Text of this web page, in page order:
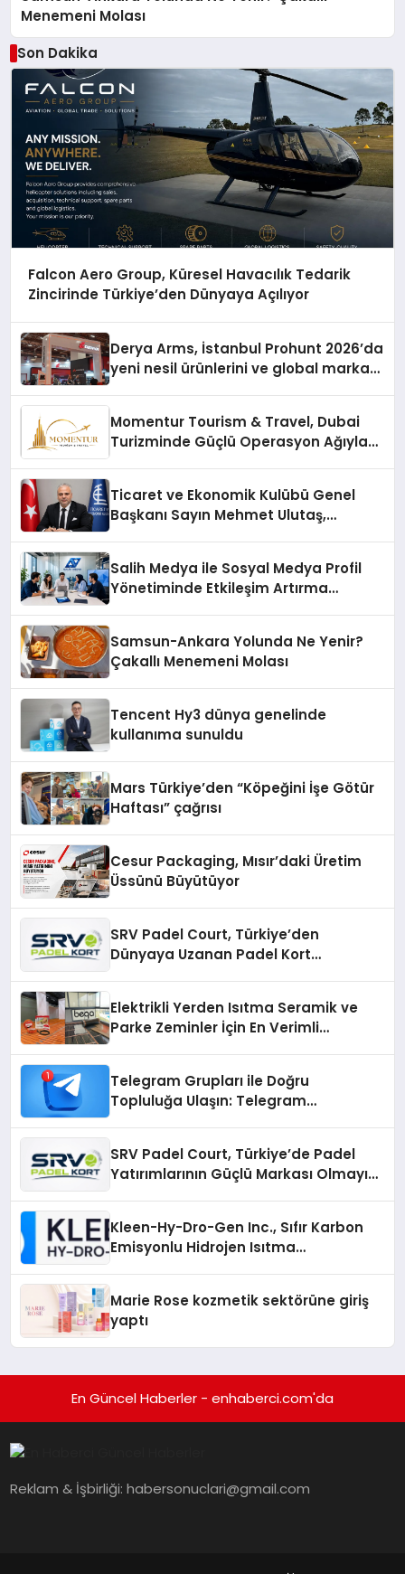
Menemeni Molası
Son Dakika
Falcon Aero Group, Küresel Havacılık Tedarik
Zincirinde Türkiye’den Dünyaya Açılıyor
Derya Arms, İstanbul Prohunt 2026’da
yeni nesil ürünlerini ve global marka
Momentur Tourism & Travel, Dubai
Turizminde Güçlü Operasyon Ağıyla
Ticaret ve Ekonomik Kulübü Genel
Başkanı Sayın Mehmet Ulutaş,
Salih Medya ile Sosyal Medya Profil
Yönetiminde Etkileşim Artırma
Samsun-Ankara Yolunda Ne Yenir?
Çakallı Menemeni Molası
Tencent Hy3 dünya genelinde
kullanıma sunuldu
Mars Türkiye’den “Köpeğini İşe Götür
Haftası” çağrısı
Cesur Packaging, Mısır’daki Üretim
Üssünü Büyütüyor
SRV Padel Court, Türkiye’den
Dünyaya Uzanan Padel Kort
Elektrikli Yerden Isıtma Seramik ve
Parke Zeminler İçin En Verimli
Telegram Grupları ile Doğru
Topluluğa Ulaşın: Telegram
SRV Padel Court, Türkiye’de Padel
Yatırımlarının Güçlü Markası Olmayı
Kleen-Hy-Dro-Gen Inc., Sıfır Karbon
Emisyonlu Hidrojen Isıtma
Marie Rose kozmetik sektörüne giriş
yaptı
En Güncel Haberler - enhaberci.com'da
Reklam & İşbirliği:habersonuclari@gmail.com